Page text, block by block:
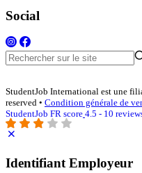
Social
StudentJob International est une
reserved • Condition générale de
StudentJob FR score 4.5 - 10
Identifiant Employeur